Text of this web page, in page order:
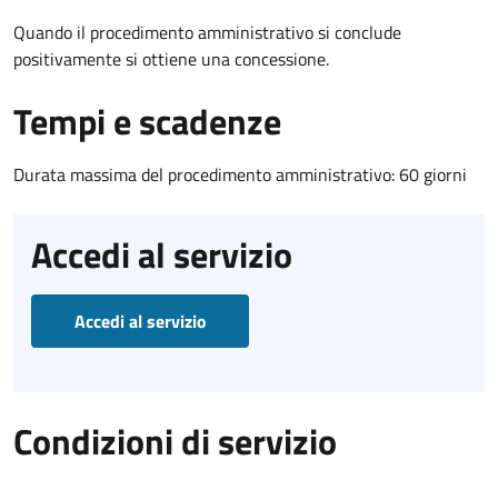
Quando il procedimento amministrativo si conclude
positivamente si ottiene una concessione.
Tempi e scadenze
Durata massima del procedimento amministrativo: 60 giorni
Accedi al servizio
Accedi al servizio
Condizioni di servizio